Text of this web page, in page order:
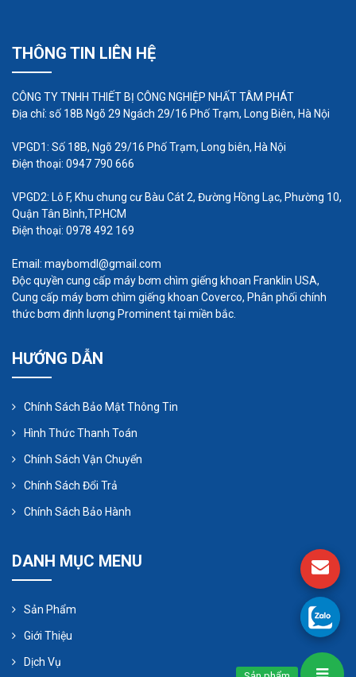
tăng năng suất lao động.
Giảm chi phí sản xuất:
Bơm thực phẩm giúp tiết
kiệm chi phí vận chuyển và nhân công.
Đảm bảo vệ sinh an toàn thực phẩm: Bơm thực
phẩm được thiết kế đặc biệt để đảm bảo vệ sinh
an toàn thực phẩm.
Dễ dàng vệ sinh: Bơm thực phẩm được thiết kế dễ
Các lí do khiến máy bơm thực
phẩm nhanh hư hỏng
Lựa chọn sai loại bơm:
Chọn loại bơm không phù hợp với loại thực phẩm
THÔNG TIN LIÊN HỆ
CÔNG TY TNHH THIẾT BỊ CÔNG NGHIỆP NHẤT TÂM PHÁT
Địa chỉ: số 18B Ngõ 29 Ngách 29/16 Phố Trạm, Long Biên, Hà Nội
VPGD1: Số 18B, Ngõ 29/16 Phố Trạm, Long biên, Hà Nội
Điện thoại: 0947 790 666
VPGD2: Lô F, Khu chung cư Bàu Cát 2, Đường Hồng Lạc, Phường 10,
Quận Tân Bình,TP.HCM
Điện thoại: 0978 492 169
Email: maybomdl@gmail.com
Độc quyền cung cấp máy bơm chìm giếng khoan Franklin USA,
Cung cấp máy bơm chìm giếng khoan Coverco, Phân phối chính
thức bơm định lượng Prominent tại miền bắc.
HƯỚNG DẪN
Chính Sách Bảo Mật Thông Tin
Hình Thức Thanh Toán
Chính Sách Vận Chuyển
Chính Sách Đổi Trả
Chính Sách Bảo Hành
DANH MỤC MENU
Sản Phẩm
Giới Thiệu
Dịch Vụ